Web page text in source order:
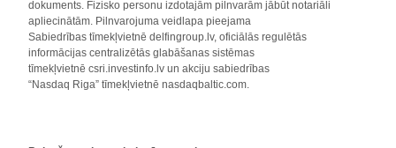
dokuments. Fizisko personu izdotajām pilnvarām jābūt notariāli
apliecinātām. Pilnvarojuma veidlapa pieejama
Sabiedrības tīmekļvietnē delfingroup.lv, oficiālās regulētās
informācijas centralizētās glabāšanas sistēmas
tīmekļvietnē csri.investinfo.lv un akciju sabiedrības
“Nasdaq Riga” tīmekļvietnē nasdaqbaltic.com.